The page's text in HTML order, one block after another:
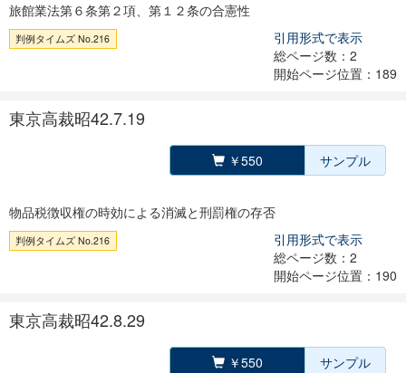
旅館業法第６条第２項、第１２条の合憲性
判例タイムズ No.216
引用形式で表示
総ページ数：2
開始ページ位置：189
東京高裁昭42.7.19
￥550 サンプル
物品税徴収権の時効による消滅と刑罰権の存否
判例タイムズ No.216
引用形式で表示
総ページ数：2
開始ページ位置：190
東京高裁昭42.8.29
￥550 サンプル